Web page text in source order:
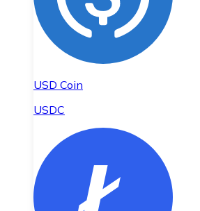
USD Coin
USDC